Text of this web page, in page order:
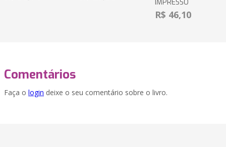
IMPRESSO
R$ 46,10
Comentários
Faça o login deixe o seu comentário sobre o livro.